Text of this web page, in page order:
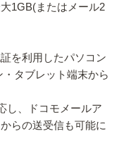
1GB(またはメール2
を利用したパソコン
タブレット端末から
し、ドコモメールア
らの送受信も可能に